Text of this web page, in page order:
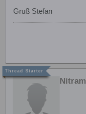
Gruß Stefan
Nitram